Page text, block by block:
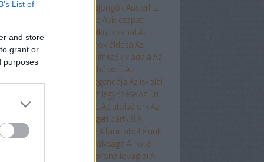
List of
and store
grant or
purposes
Aurora Austen-rajongók Austerlitz
Aveyard Avix csapat
Ázsia-saga Az arc nélküli csapatAz
bába
Az égi hivatalnok áldása Az
ló
Az éhezők viadala Az
hercege
Az első hangy háború Az
flottaAz északi erdő legendája Az iskolai
Az Olimposz legyőzéseAz úri
Az utolsó huszonhétAz utolsó ork Az
A Birodalom tengeri bártyái A
kultiváció nagymestereA farm ahol élünk
A híd királysága A holló
A korona lovagjai A